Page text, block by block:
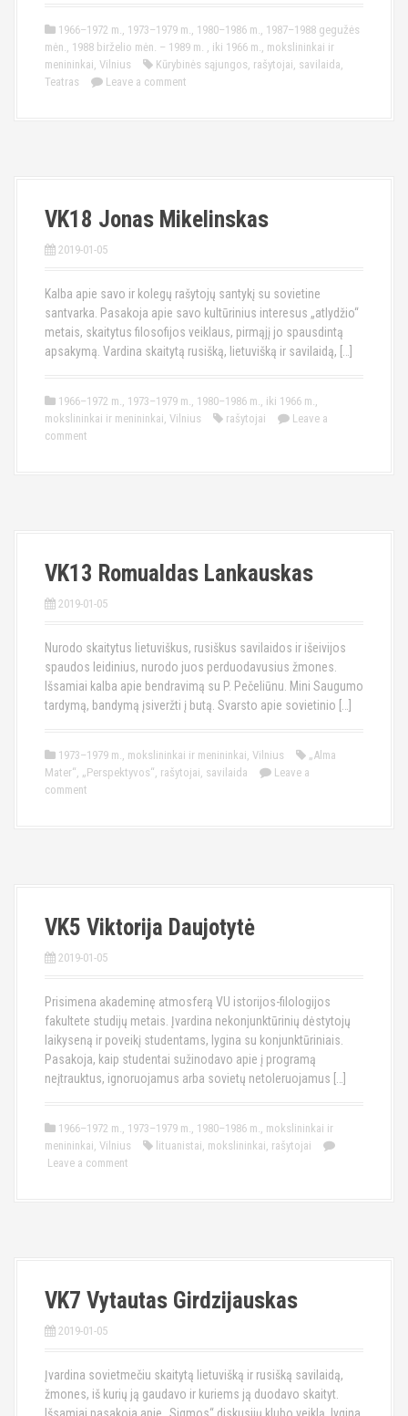
1966–1972 m., 1973–1979 m., 1980–1986 m., 1987–1988 gegužės
mėn., 1988 birželio mėn. – 1989 m. , iki 1966 m., mokslininkai ir
menininkai, Vilnius Kūrybinės sąjungos, rašytojai, savilaida,
Teatras
Leave a comment
VK18 Jonas Mikelinskas
2019-01-05
Kalba apie savo ir kolegų rašytojų santykį su sovietine
santvarka. Pasakoja apie savo kultūrinius interesus „atlydžio“
metais, skaitytus filosofijos veiklaus, pirmąjį jo spausdintą
apsakymą. Vardina skaitytą rusišką, lietuvišką ir savilaidą, […]
1966–1972 m., 1973–1979 m., 1980–1986 m., iki 1966 m.,
mokslininkai ir menininkai, Vilnius rašytojai
Leave a
comment
VK13 Romualdas Lankauskas
2019-01-05
Nurodo skaitytus lietuviškus, rusiškus savilaidos ir išeivijos
spaudos leidinius, nurodo juos perduodavusius žmones.
Išsamiai kalba apie bendravimą su P. Pečeliūnu. Mini Saugumo
tardymą, bandymą įsiveržti į butą. Svarsto apie sovietinio […]
1973–1979 m., mokslininkai ir menininkai, Vilnius
„Alma
Mater“, „Perspektyvos“, rašytojai, savilaida
Leave a
comment
VK5 Viktorija Daujotytė
2019-01-05
Prisimena akademinę atmosferą VU istorijos-filologijos
fakultete studijų metais. Įvardina nekonjunktūrinių dėstytojų
laikyseną ir poveikį studentams, lygina su konjunktūriniais.
Pasakoja, kaip studentai sužinodavo apie į programą
neįtrauktus, ignoruojamus arba sovietų netoleruojamus […]
1966–1972 m., 1973–1979 m., 1980–1986 m., mokslininkai ir
menininkai, Vilnius lituanistai, mokslininkai, rašytojai
Leave a comment
VK7 Vytautas Girdzijauskas
2019-01-05
Įvardina sovietmečiu skaitytą lietuvišką ir rusišką savilaidą,
žmones, iš kurių ją gaudavo ir kuriems ją duodavo skaityt.